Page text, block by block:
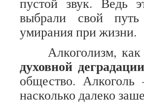
выбрали свой
умирания при жизни.
Алкоголизм, как
духовной деградации
общество.
насколько далеко